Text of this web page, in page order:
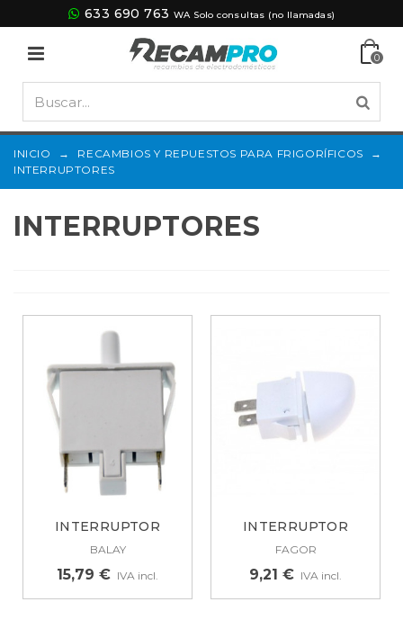
633 690 763 WA Solo consultas (no llamadas)
0
INICIO → RECAMBIOS Y REPUESTOS PARA FRIGORÍFICOS
→
INTERRUPTORES
INTERRUPTORES
INTERRUPTOR
PUERTA FRIGO
BALAY
15,79 € IVA incl.
INTERRUPTOR
BLANCO LUZ FRIGO...
FAGOR
9,21 € IVA incl.